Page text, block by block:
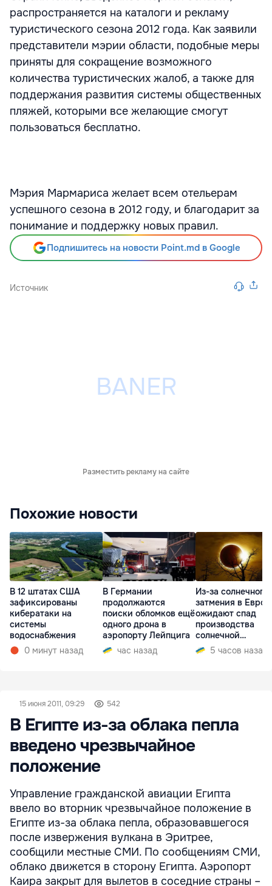
распространяется на каталоги и рекламу
туристического сезона 2012 года. Как заявили
представители мэрии области, подобные меры
приняты для сокращение возможного
количества туристических жалоб, а также для
поддержания развития системы общественных
пляжей, которыми все желающие смогут
пользоваться бесплатно.
Мэрия Мармариса желает всем отельерам
успешного сезона в 2012 году, и благодарит за
понимание и поддержку новых правил.
Подпишитесь на новости Point.md в Google
Источник
Разместить рекламу на сайте
Похожие новости
В 12 штатах США
зафиксированы
кибератаки на
системы
водоснабжения
0 минут назад
В Германии
продолжаются
поиски обломков ещё
одного дрона в
аэропорту Лейпцига
час назад
Из-за солнечного
затмения в
ожидают спад
производства
солнечной
электроэнергии
5 часов назад
15 июня 2011, 09:29 542
В Египте из-за облака пепла
введено чрезвычайное
положение
Управление гражданской авиации Египта
ввело во вторник чрезвычайное положение в
Египте из-за облака пепла, образовавшегося
после извержения вулкана в Эритрее,
сообщили местные СМИ. По сообщениям СМИ,
облако движется в сторону Египта. Аэропорт
Каира закрыт для вылетов в соседние страны –